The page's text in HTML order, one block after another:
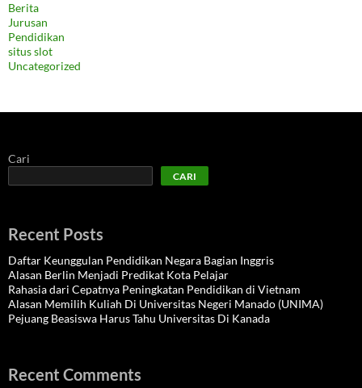
Berita
Jurusan
Pendidikan
situs slot
Uncategorized
Cari
CARI
Recent Posts
Daftar Keunggulan Pendidikan Negara Bagian Inggris
Alasan Berlin Menjadi Predikat Kota Pelajar
Rahasia dari Cepatnya Peningkatan Pendidikan di Vietnam
Alasan Memilih Kuliah Di Universitas Negeri Manado (UNIMA)
Pejuang Beasiswa Harus Tahu Universitas Di Kanada
Recent Comments